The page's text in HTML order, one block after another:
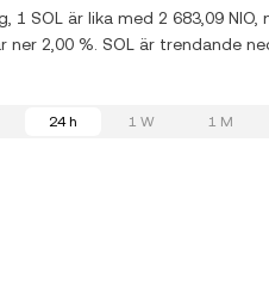
1 SOL är lika med 2 683,09
ner 2,00 %. SOL är trendande
24 h 1 W 1 M